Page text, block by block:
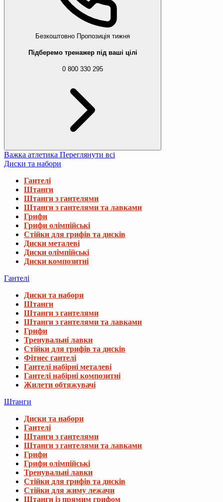
Безкоштовно Пропозиція тижня
Підберемо тренажер під ваші цілі
0 800 330 295
Важка атлетика Переглянути всі
Диски та набори
Гантелі
Штанги
Штанги з гантелями
Штанги з гантелями та лавками
Грифи
Грифи олімпійські
Стійки для грифів та дисків
Диски металеві
Диски олімпійські
Диски композитні
Гантелі
Диски та набори
Штанги
Штанги з гантелями
Штанги з гантелями та лавками
Грифи
Тренувальні лавки
Стійки для грифів та дисків
Фітнес гантелі
Гантелі набірні металеві
Гантелі набірні композитні
Жилети обтяжувачі
Штанги
Диски та набори
Гантелі
Штанги з гантелями
Штанги з гантелями та лавками
Грифи
Грифи олімпійські
Тренувальні лавки
Стійки для грифів та дисків
Стійки для жиму лежачи
Штанги із прямим грифом